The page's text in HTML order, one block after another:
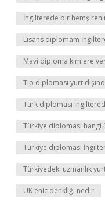
İngilterede bir
Lisans diplomam
Mavi diploma kimlere
Tıp diploması yurt
Türk diploması
Türkiye diploması hangi
Türkiye diploması
Türkiyedeki uzmanlık
UK enic denkliği nedir